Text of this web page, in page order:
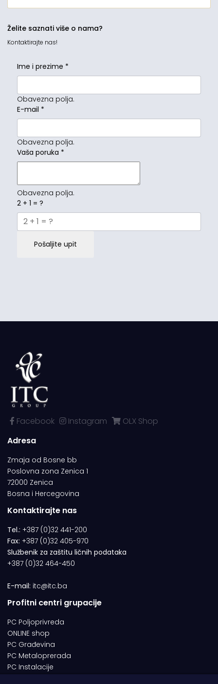
Želite saznati više o nama?
Kontaktirajte nas!
Ime i prezime *
Obavezna polja.
E-mail *
Obavezna polja.
Vaša poruka *
Obavezna polja.
2 + 1 = ?
Pošaljite upit
Facebook Instagram
OLX Shop
Adresa
Zmaja od Bosne bb
Poslovna zona Zenica 1
72000 Zenica
Bosna i Hercegovina
Kontaktirajte nas
Tel.: +387 (0)32 441-200
Fax: +387 (0)32 405-970
Službenik za zaštitu ličnih podataka
+387 (0)32 464-450
E-mail: itc@itc.ba
Profitni centri grupacije
PC Poljoprivreda
ONLINE shop
PC Građevina
PC Metaloprerada
PC Instalacije